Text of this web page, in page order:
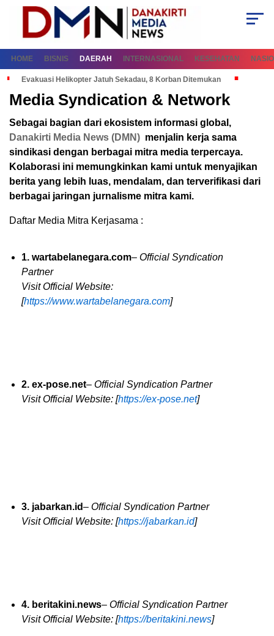
HOME BISNIS DAERAH INTERNASIONAL KESEHATAN
Evakuasi Helikopter Jatuh Sekadau, 8 Korban Ditemukan
Media Syndication & Network
Sebagai bagian dari ekosistem informasi global,
Danakirti Media News (DMN) menjalin kerja sama
sindikasi dengan berbagai mitra media terpercaya.
Kolaborasi ini memungkinkan kami untuk menyajikan
berita yang lebih luas, mendalam, dan terverifikasi dari
berbagai jaringan jurnalisme mitra kami.
Daftar Media Mitra Kerjasama :
1. wartabelanegara.com– Official Syndication
Partner
Visit Official Website:
[https://www.wartabelanegara.com]
2. ex-pose.net– Official Syndication Partner
Visit Official Website: [https://ex-pose.net]
3. jabarkan.id– Official Syndication Partner
Visit Official Website: [https://jabarkan.id]
4. beritakini.news– Official Syndication Partner
Visit Official Website: [https://beritakini.news]